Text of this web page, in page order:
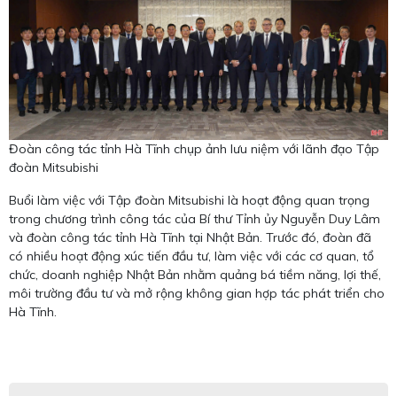
Đoàn công tác tỉnh Hà Tĩnh chụp ảnh lưu niệm với lãnh đạo Tập
đoàn Mitsubishi
Buổi làm việc với Tập đoàn Mitsubishi là hoạt động quan trọng
trong chương trình công tác của Bí thư Tỉnh ủy Nguyễn Duy Lâm
và đoàn công tác tỉnh Hà Tĩnh tại Nhật Bản. Trước đó, đoàn đã
có nhiều hoạt động xúc tiến đầu tư, làm việc với các cơ quan, tổ
chức, doanh nghiệp Nhật Bản nhằm quảng bá tiềm năng, lợi thế,
môi trường đầu tư và mở rộng không gian hợp tác phát triển cho
Hà Tĩnh.